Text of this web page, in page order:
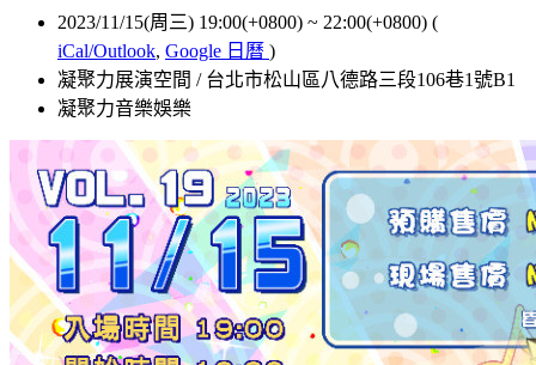
2023/11/15(周三) 19:00(+0800) ~ 22:00(+0800) (
iCal/Outlook, Google 日曆 )
凝聚力展演空間 / 台北市松山區八德路三段106巷1號B1
凝聚力音樂娛樂